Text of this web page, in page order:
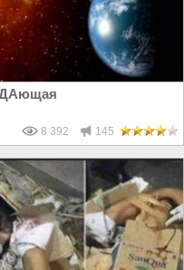
ДАющая
8 392 145